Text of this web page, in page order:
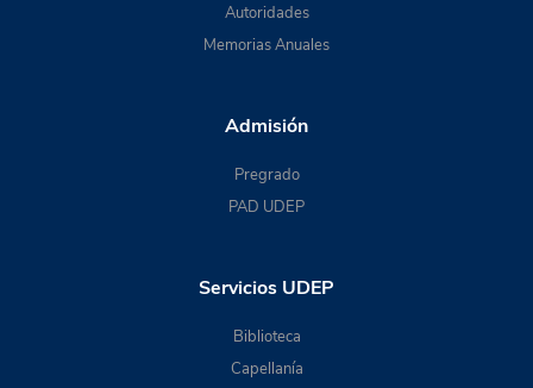
Autoridades
Memorias Anuales
Admisión
Pregrado
PAD UDEP
Servicios UDEP
Biblioteca
Capellanía